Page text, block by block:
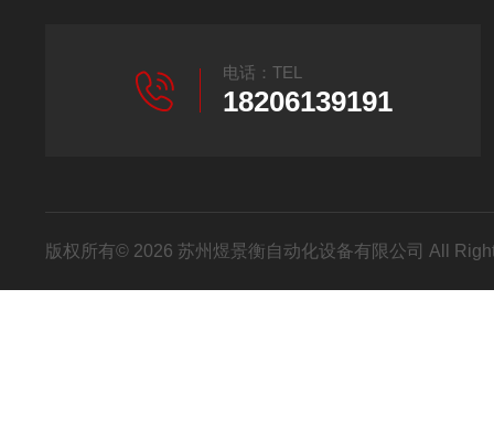
电话：TEL
18206139191
版权所有© 2026 苏州煜景衡自动化设备有限公司 All